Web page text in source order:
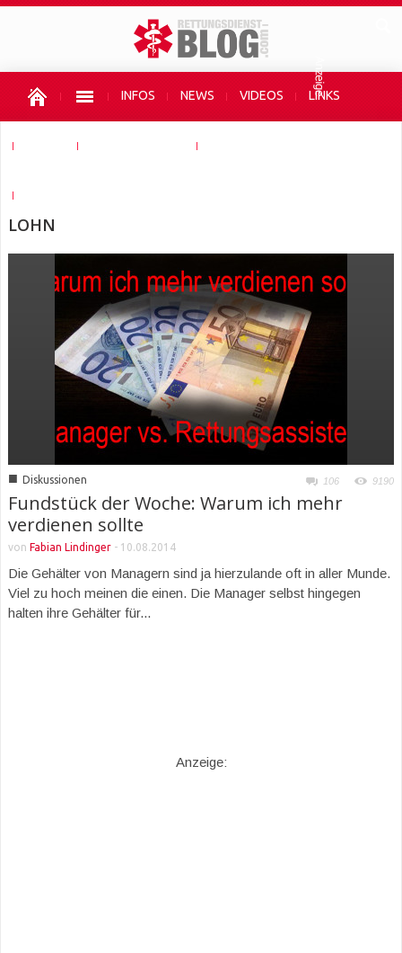
INFOS NEWS VIDEOS LINKS
LOHN
■ Diskussionen 106 9190
Fundstück der Woche: Warum ich mehr
verdienen sollte
von Fabian Lindinger - 10.08.2014
Die Gehälter von Managern sind ja hierzulande oft in aller Munde.
Viel zu hoch meinen die einen. Die Manager selbst hingegen
halten ihre Gehälter für...
Anzeige: